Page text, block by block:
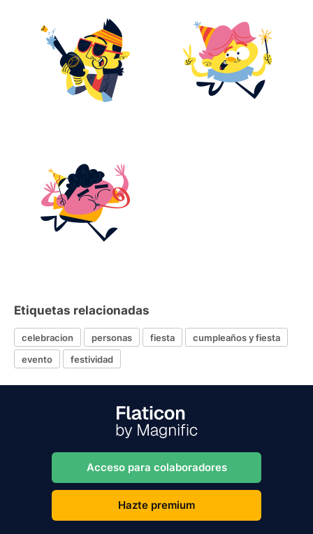
Etiquetas relacionadas
celebracion personas fiesta
cumpleaños y fiesta
evento
festividad
Acceso para colaboradores
Hazte premium